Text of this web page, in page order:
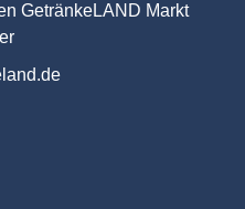
GetränkeLAND Markt